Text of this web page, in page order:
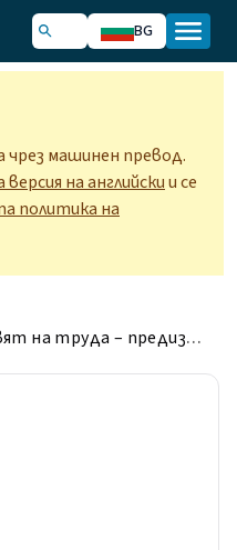
BG
чрез машинен превод.
на английскии се
политика на
Нов свят на труда – предизвикателства и възможности: първите констатации на EWCS 2024